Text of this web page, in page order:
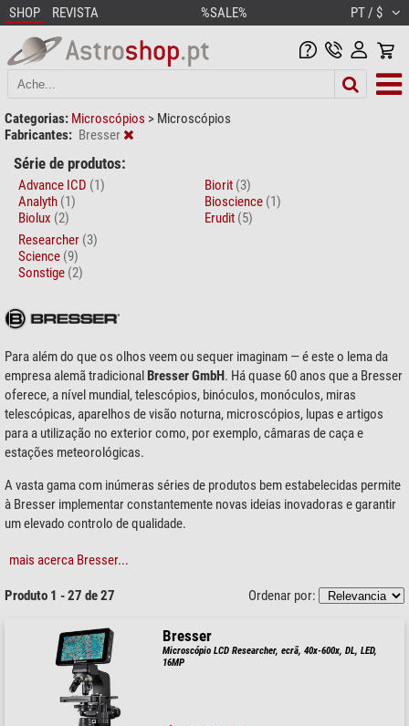
SHOP REVISTA %SALE% PT / $
Categorias: Microscópios > Microscópios
Fabricantes: Bresser
Série de produtos:
Advance ICD (1)
Analyth (1)
Biolux (2)
Biorit (3)
Bioscience (1)
Erudit (5)
Researcher (3)
Science (9)
Sonstige (2)
Para além do que os olhos veem ou sequer imaginam — é este o lema da
empresa alemã tradicionalBresser GmbH. Há quase 60 anos que a Bresser
oferece, a nível mundial, telescópios, binóculos, monóculos, miras
telescópicas, aparelhos de visão noturna, microscópios, lupas e artigos
para a utilização no exterior como, por exemplo, câmaras de caça e
estações meteorológicas.
A vasta gama com inúmeras séries de produtos bem estabelecidas permite
à Bresser implementar constantemente novas ideias inovadoras e garantir
um elevado controlo de qualidade.
mais acerca Bresser...
Produto 1 - 27 de 27 Ordenar por:
Bresser
Microscópio LCD Researcher, ecrã, 40x-600x, DL, LED,
16MP